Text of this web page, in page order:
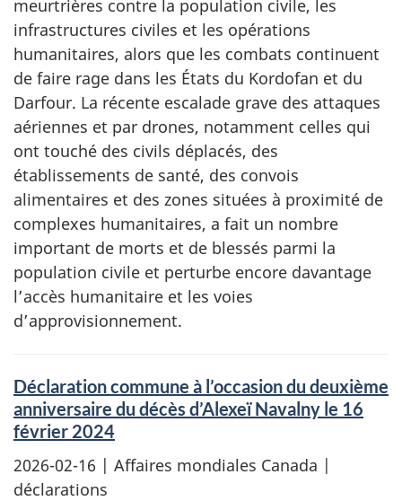
meurtrières contre la population civile, les
infrastructures civiles et les opérations
humanitaires, alors que les combats continuent
de faire rage dans les États du Kordofan et du
Darfour. La récente escalade grave des attaques
aériennes et par drones, notamment celles qui
ont touché des civils déplacés, des
établissements de santé, des convois
alimentaires et des zones situées à proximité de
complexes humanitaires, a fait un nombre
important de morts et de blessés parmi la
population civile et perturbe encore davantage
l’accès humanitaire et les voies
d’approvisionnement.
Déclaration commune à l’occasion du deuxième
anniversaire du décès d’Alexeï Navalny le 16
février 2024
2026-02-16 | Affaires mondiales Canada |
déclarations